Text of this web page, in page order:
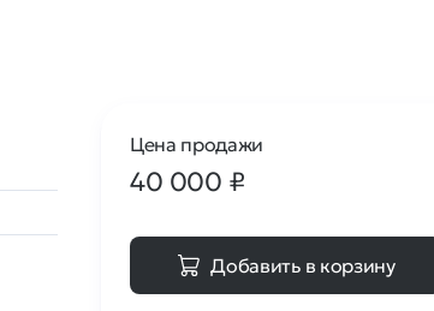
Цена продажи
40 000 ₽
Добавить в корзину